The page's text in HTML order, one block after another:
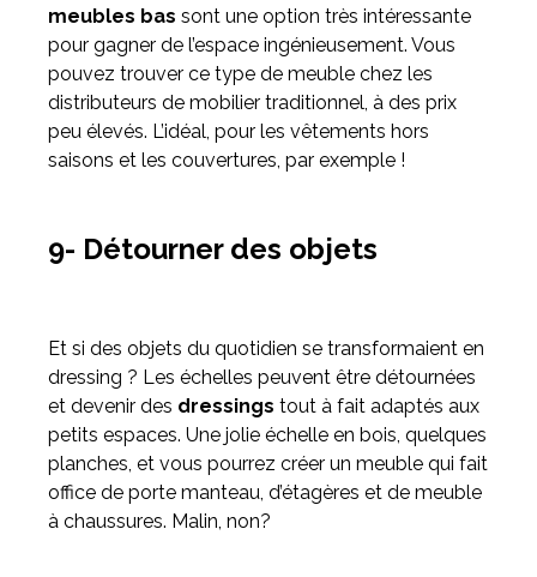
meubles bas sont une option très intéressante
pour gagner de l’espace ingénieusement. Vous
pouvez trouver ce type de meuble chez les
distributeurs de mobilier traditionnel, à des prix
peu élevés. L’idéal, pour les vêtements hors
saisons et les couvertures, par exemple !
9- Détourner des objets
Et si des objets du quotidien se transformaient en
dressing ? Les échelles peuvent être détournées
et devenir des dressings tout à fait adaptés aux
petits espaces. Une jolie échelle en bois, quelques
planches, et vous pourrez créer un meuble qui fait
office de porte manteau, d’étagères et de meuble
à chaussures. Malin, non?